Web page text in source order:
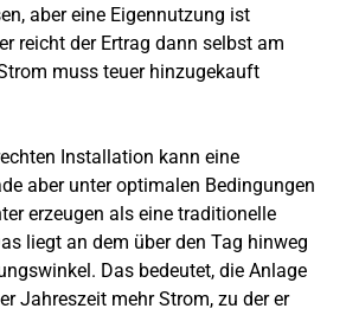
aber eine Eigennutzung ist
reicht der Ertrag dann selbst am
muss teuer hinzugekauft
Installation kann eine
aber unter optimalen Bedingungen
erzeugen als eine traditionelle
liegt an dem über den Tag hinweg
Das bedeutet, die Anlage
Jahreszeit mehr Strom, zu der er